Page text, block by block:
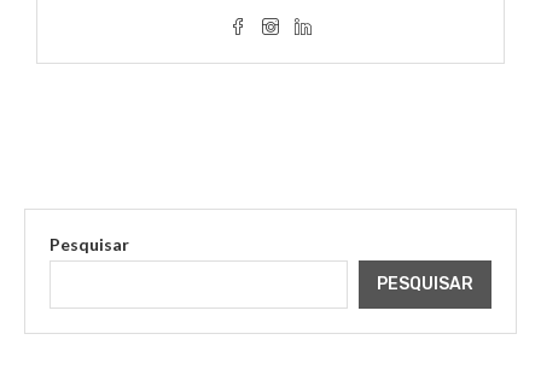
Pesquisar
PESQUISAR